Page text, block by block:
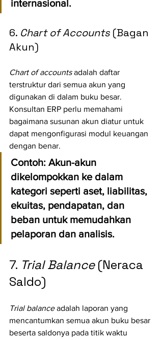
internasional.
6. Chart of Accounts (Bagan
Akun)
Chart of accounts adalah daftar
terstruktur dari semua akun yang
digunakan di dalam buku besar.
Konsultan ERP perlu memahami
bagaimana susunan akun diatur untuk
dapat mengonfigurasi modul keuangan
dengan benar.
Contoh: Akun-akun
dikelompokkan ke dalam
kategori seperti aset, liabilitas,
ekuitas, pendapatan, dan
beban untuk memudahkan
pelaporan dan analisis.
7. Trial Balance (Neraca
Saldo)
Trial balance adalah laporan yang
mencantumkan semua akun buku besar
beserta saldonya pada titik waktu